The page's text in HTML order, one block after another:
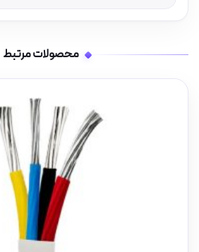
محصولات مرتبط